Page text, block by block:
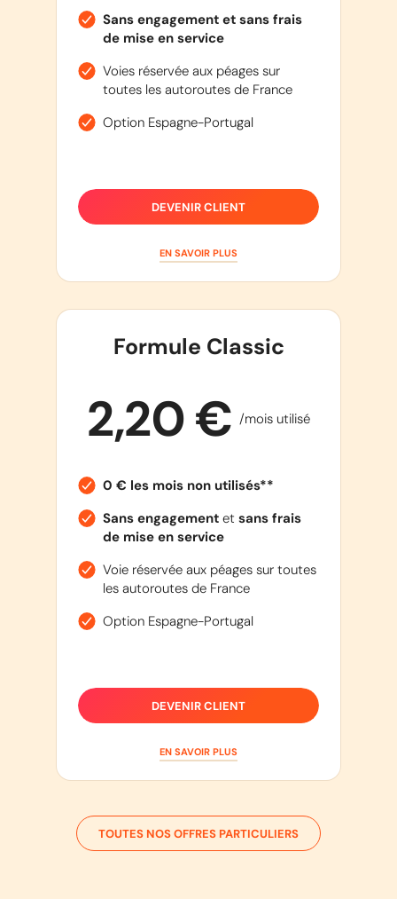
Sans engagement et sans frais
de mise en service
Voies réservée aux péages sur
toutes les autoroutes de France
Option Espagne-Portugal
DEVENIR CLIENT
EN SAVOIR PLUS
Formule Classic
2,20 € /mois utilisé
0 € les mois non utilisés**
Sans engagementet sans frais
de mise en service
Voie réservée aux péages sur toutes
les autoroutes de France
Option Espagne-Portugal
DEVENIR CLIENT
EN SAVOIR PLUS
TOUTES NOS OFFRES PARTICULIERS